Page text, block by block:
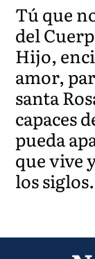
Tú que
del
Hijo,
amor,
santa
capaces
pueda
que vive
los siglos.